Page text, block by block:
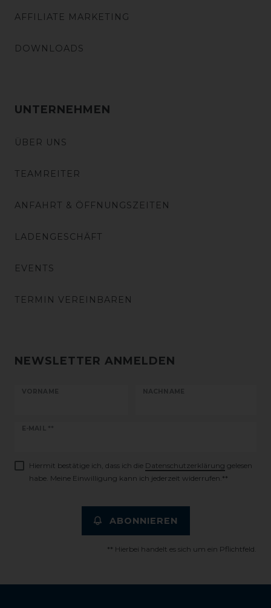
AFFILIATE MARKETING
DOWNLOADS
UNTERNEHMEN
ÜBER UNS
TEAMREITER
ANFAHRT & ÖFFNUNGSZEITEN
LADENGESCHÄFT
EVENTS
TERMIN VEREINBAREN
NEWSLETTER ANMELDEN
VORNAME NACHNAME
E-MAIL **
Newsletter
Hiermit bestätige ich, dass ich die Daten­schutz­erklärung gelesen
habe. Meine Einwilligung kann ich jederzeit widerrufen.**
ABONNIEREN
** Hierbei handelt es sich um ein Pflichtfeld.